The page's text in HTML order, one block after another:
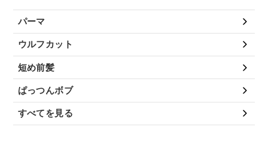
パーマ
ウルフカット
短め前髪
ぱっつんボブ
すべてを見る